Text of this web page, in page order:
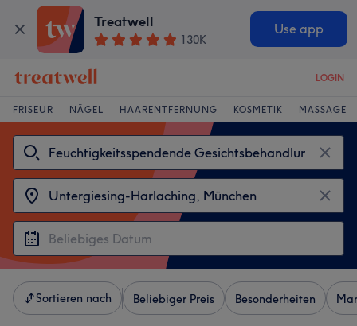
Treatwell
130K
Use app
LOGIN
FRISEUR NÄGEL HAARENTFERNUNG KOSMETIK MASSAGE
Sortieren nach Beliebiger Preis Besonderheiten